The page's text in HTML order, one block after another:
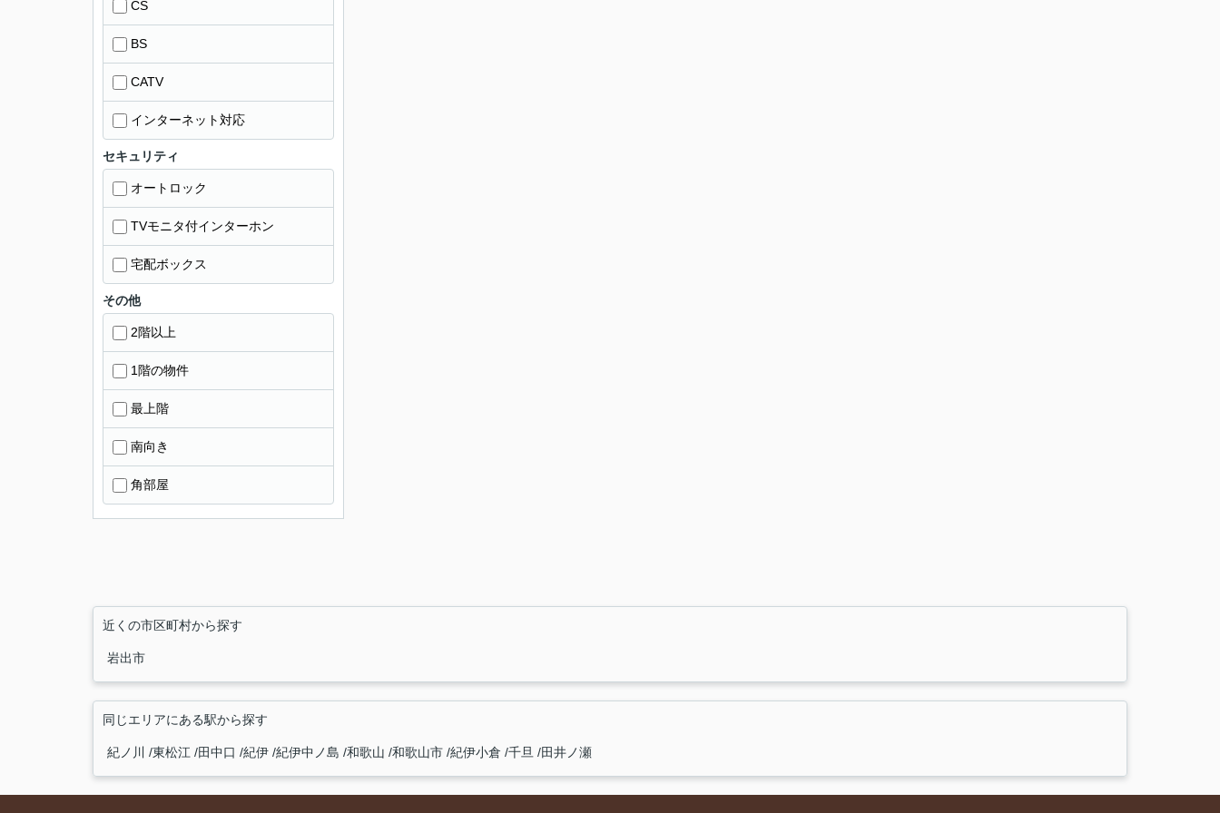
CS
BS
CATV
インターネット対応
セキュリティ
オートロック
TVモニタ付インターホン
宅配ボックス
その他
2階以上
1階の物件
最上階
南向き
角部屋
近くの市区町村から探す
岩出市
同じエリアにある駅から探す
紀ノ川 東松江 田中口 紀伊 紀伊中ノ島 和歌山 和歌山市 紀伊小倉 千旦 田井ノ瀬